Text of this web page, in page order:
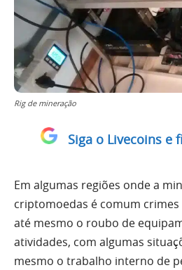
Rig de mineração
Siga o Livecoins e
Em algumas regiões onde a
criptomoedas é comum
até mesmo o roubo de
atividades, com algumas
mesmo o trabalho interno de